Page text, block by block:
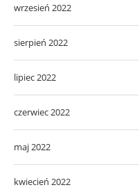
wrzesień 2022
sierpień 2022
lipiec 2022
czerwiec 2022
maj 2022
kwiecień 2022